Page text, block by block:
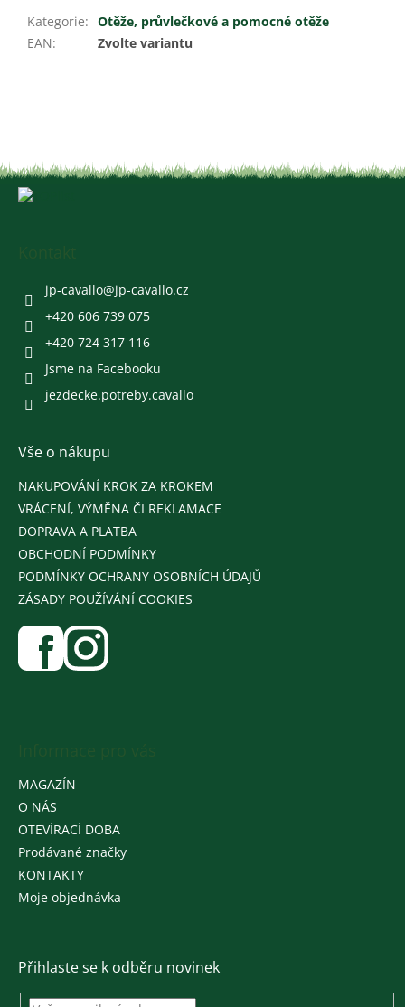
Kategorie: Otěže, průvlečkové a pomocné otěže
EAN: Zvolte variantu
jp-cavallo@jp-cavallo.cz
+420 606 739 075
+420 724 317 116
Jsme na Facebooku
jezdecke.potreby.cavallo
Vše o nákupu
NAKUPOVÁNÍ KROK ZA KROKEM
VRÁCENÍ, VÝMĚNA ČI REKLAMACE
DOPRAVA A PLATBA
OBCHODNÍ PODMÍNKY
PODMÍNKY OCHRANY OSOBNÍCH ÚDAJŮ
ZÁSADY POUŽÍVÁNÍ COOKIES
MAGAZÍN
O NÁS
OTEVÍRACÍ DOBA
Prodávané značky
KONTAKTY
Moje objednávka
Přihlaste se k odběru novinek